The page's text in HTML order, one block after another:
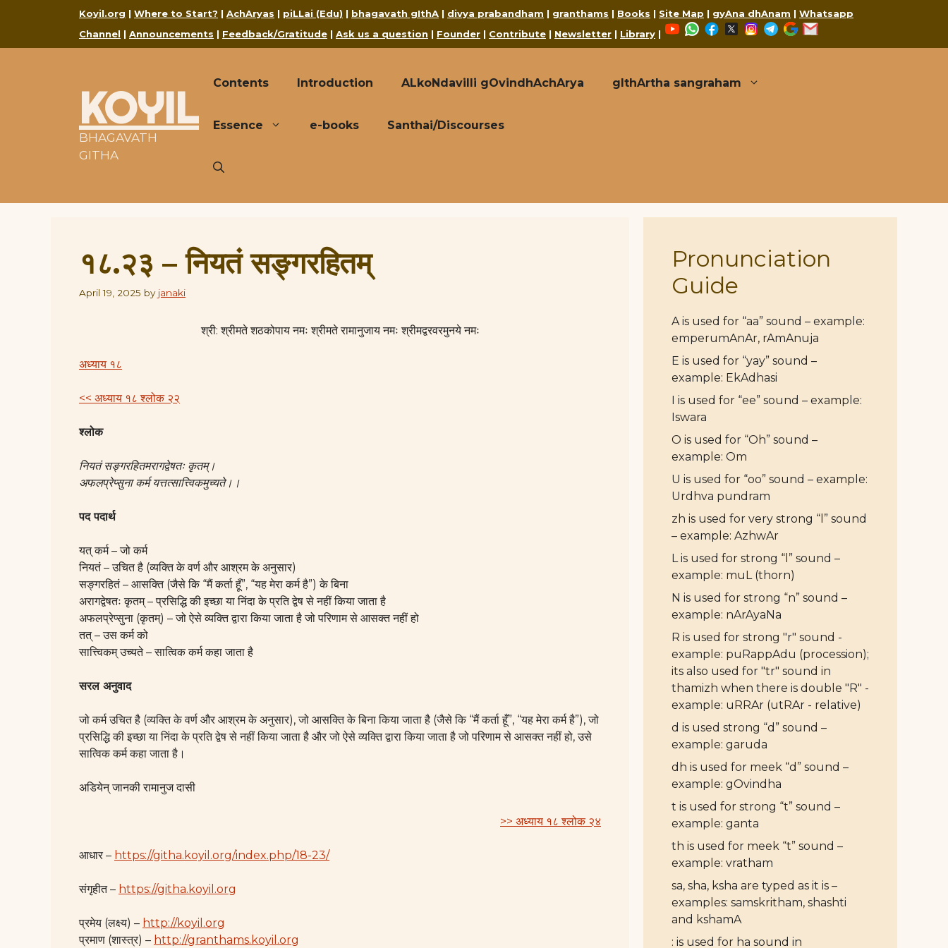
Koyil.org | Where to Start? | AchAryas | piLLai (Edu) | bhagavath gIthA | divya prabandham | granthams | Books | Site Map | gyAna dhAnam | Whatsapp
Channel | Announcements | Feedback/Gratitude | Ask us a question | Founder | Contribute | Newsletter | Library |
YouTubeWhatsApp
Facebook
X Instagram
Telegram
Google
KOYIL
BHAGAVATH
GITHA
Contents Introduction ALkoNdavilli gOvindhAchArya gIthArtha sangraham
Essence e-books Santhai/Discourses
१८.२३ – नियतं सङ्गरहितम्
April 19, 2025 by janaki
श्री: श्रीमते शठकोपाय नमः श्रीमते रामानुजाय नमः श्रीमद्वरवरमुनये नमः
अध्याय १८
<< अध्याय १८ श्लोक २२
श्लोक
नियतं सङ्गरहितमरागद्वेषतः कृतम्।
अफलप्रेप्सुना कर्म यत्तत्सात्त्विकमुच्यते।।
पद पदार्थ
यत् कर्म – जो कर्म
नियतं – उचित है (व्यक्ति के वर्ण और आश्रम के अनुसार)
सङ्गरहितं – आसक्ति (जैसे कि “मैं कर्ता हूँ”, “यह मेरा कर्म है”) के बिना
अरागद्वेषतः कृतम् – प्रसिद्धि की इच्छा या निंदा के प्रति द्वेष से नहीं किया जाता है
अफलप्रेप्सुना (कृतम्) – जो ऐसे व्यक्ति द्वारा किया जाता है जो परिणाम से आसक्त नहीं हो
तत् – उस कर्म को
सात्त्विकम् उच्यते – सात्विक कर्म कहा जाता है
सरल अनुवाद
जो कर्म उचित है (व्यक्ति के वर्ण और आश्रम के अनुसार), जो आसक्ति के बिना किया जाता है (जैसे कि “मैं कर्ता हूँ”, “यह मेरा कर्म है”), जो
प्रसिद्धि की इच्छा या निंदा के प्रति द्वेष से नहीं किया जाता है और जो ऐसे व्यक्ति द्वारा किया जाता है जो परिणाम से आसक्त नहीं हो, उसे
सात्विक कर्म कहा जाता है।
अडियेन् जानकी रामानुज दासी
>> अध्याय १८ श्लोक २४
आधार – https://githa.koyil.org/index.php/18-23/
संगृहीत – https://githa.koyil.org
प्रमेय (लक्ष्य) – http://koyil.org
प्रमाण (शास्त्र) – http://granthams.koyil.org
Pronunciation
Guide
A is used for “aa” sound – example:
emperumAnAr, rAmAnuja
E is used for “yay” sound –
example: EkAdhasi
I is used for “ee” sound – example:
Iswara
O is used for “Oh” sound –
example: Om
U is used for “oo” sound – example:
Urdhva pundram
zh is used for very strong “l” sound
– example: AzhwAr
L is used for strong “l” sound –
example: muL (thorn)
N is used for strong “n” sound –
example: nArAyaNa
R is used for strong "r" sound -
example: puRappAdu (procession);
its also used for "tr" sound in
thamizh when there is double "R" -
example: uRRAr (utRAr - relative)
d is used strong “d” sound –
example: garuda
dh is used for meek “d” sound –
example: gOvindha
t is used for strong “t” sound –
example: ganta
th is used for meek “t” sound –
example: vratham
sa, sha, ksha are typed as it is –
examples: samskritham, shashti
and kshamA
: is used for ha sound in